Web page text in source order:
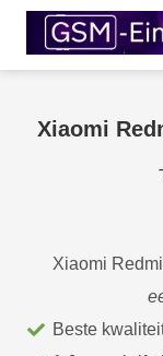
Xiaomi
Xiaomi
Beste